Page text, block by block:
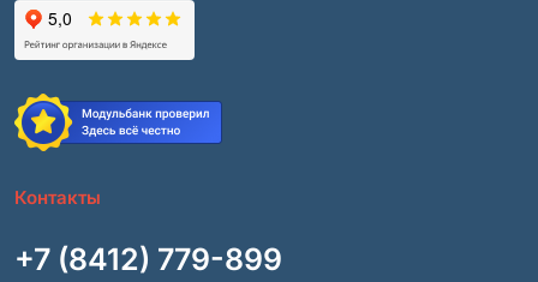
Контакты
+7 (8412) 779-899